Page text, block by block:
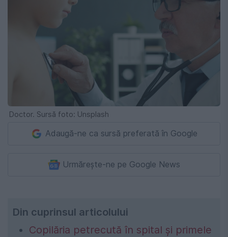
Doctor. Sursă foto: Unsplash
Adaugă-ne ca sursă preferată în Google
Urmărește-ne pe Google News
Din cuprinsul articolului
Copilăria petrecută în spital şi primele